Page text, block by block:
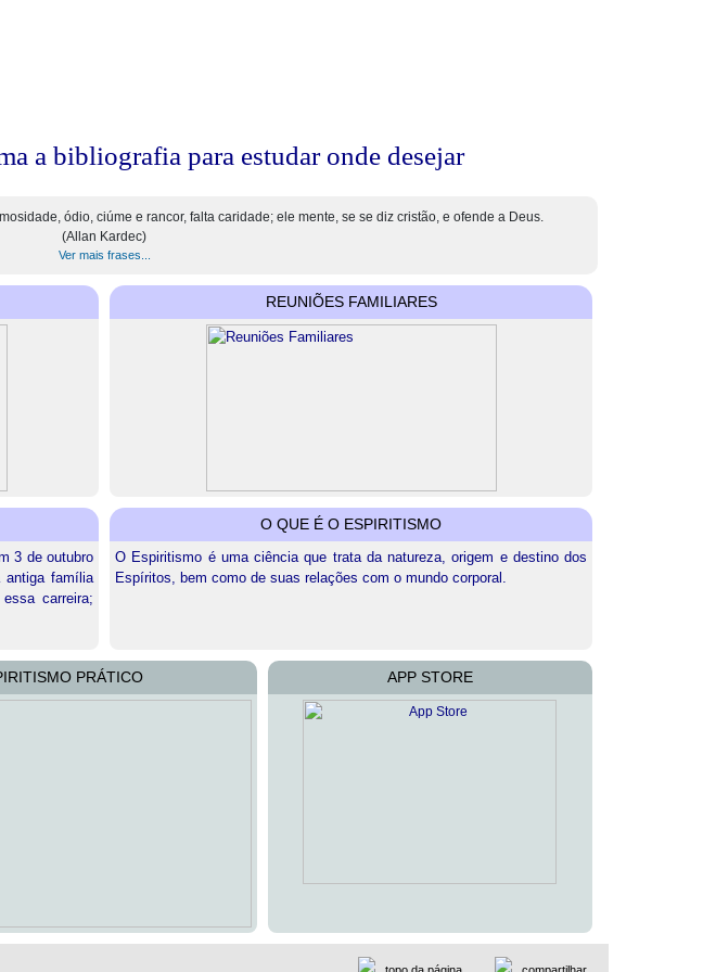
a bibliografia para estudar onde desejar
ódio, ciúme e rancor, falta caridade; ele mente, se se diz cristão, e ofende a Deus.
(Allan Kardec)
Ver mais frases...
REUNIÕES FAMILIARES
3 de outubro
antiga família
carreira;
O QUE É O ESPIRITISMO
O Espiritismo é uma ciência que trata da natureza, origem e destino dos
Espíritos, bem como de suas relações com o mundo corporal.
PRÁTICO APP STORE